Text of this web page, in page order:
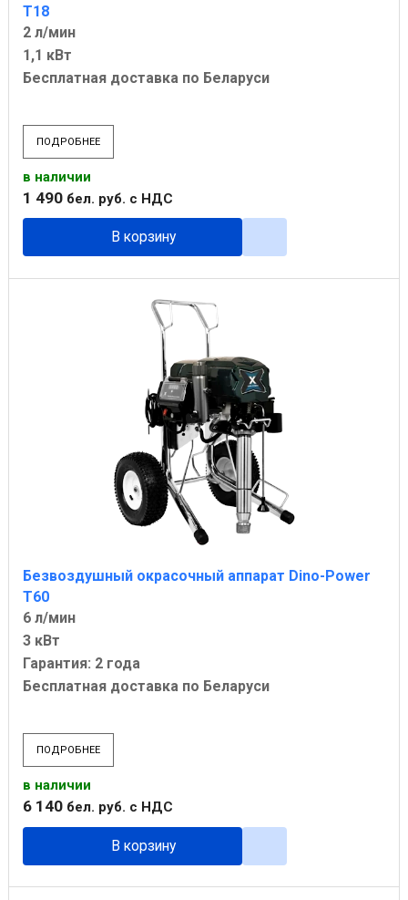
T18
2 л/мин
1,1 кВт
Бесплатная доставка по Беларуси
ПОДРОБНЕЕ
в наличии
1 490 бел. руб. с НДС
В корзину
Безвоздушный окрасочный аппарат Dino-Power
T60
6 л/мин
3 кВт
Гарантия: 2 года
Бесплатная доставка по Беларуси
ПОДРОБНЕЕ
в наличии
6 140 бел. руб. с НДС
В корзину